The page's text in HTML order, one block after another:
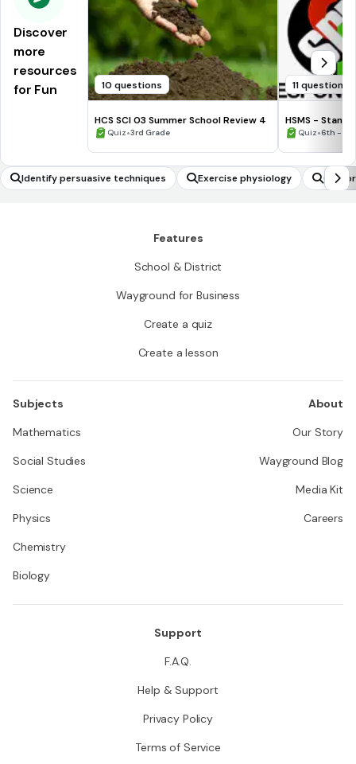
Discover
more
resources
for Fun
10 questions
HCS SCI 03 Summer School Review 4
Quiz•3rd Grade
11 questions
HSMS -
Quiz•6th -
Identify persuasive techniques Exercise physiology
Features
School & District
Wayground for Business
Create a quiz
Create a lesson
Subjects
Mathematics
Social Studies
Science
Physics
Chemistry
Biology
About
Our Story
Wayground Blog
Media Kit
Careers
Support
F.A.Q.
Help & Support
Privacy Policy
Terms of Service